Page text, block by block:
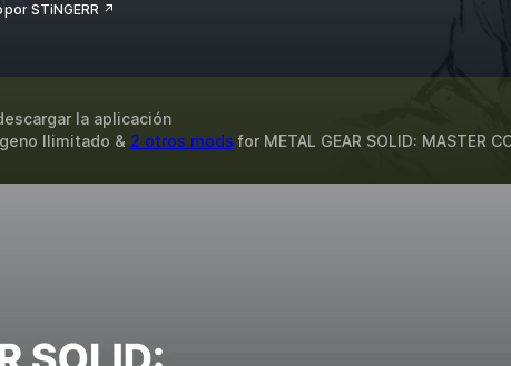
por STiNGERR ↗
la aplicación
Ilimitado & 2 otros mods for METAL GEAR SOLID: MASTER